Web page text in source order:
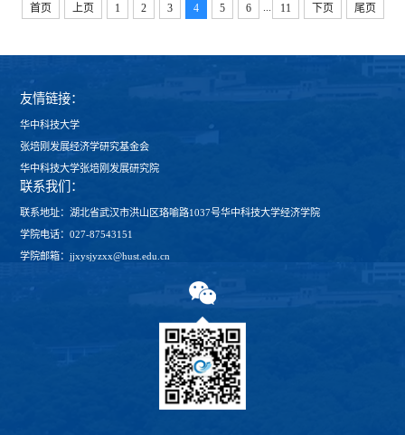
首页 上页 1 2 3 4 5 6 ... 11 下页 尾页
友情链接：
华中科技大学
张培刚发展经济学研究基金会
华中科技大学张培刚发展研究院
联系我们：
联系地址：湖北省武汉市洪山区珞喻路1037号华中科技大学经济学院
学院电话：027-87543151
学院邮箱：jjxysjyzxx@hust.edu.cn